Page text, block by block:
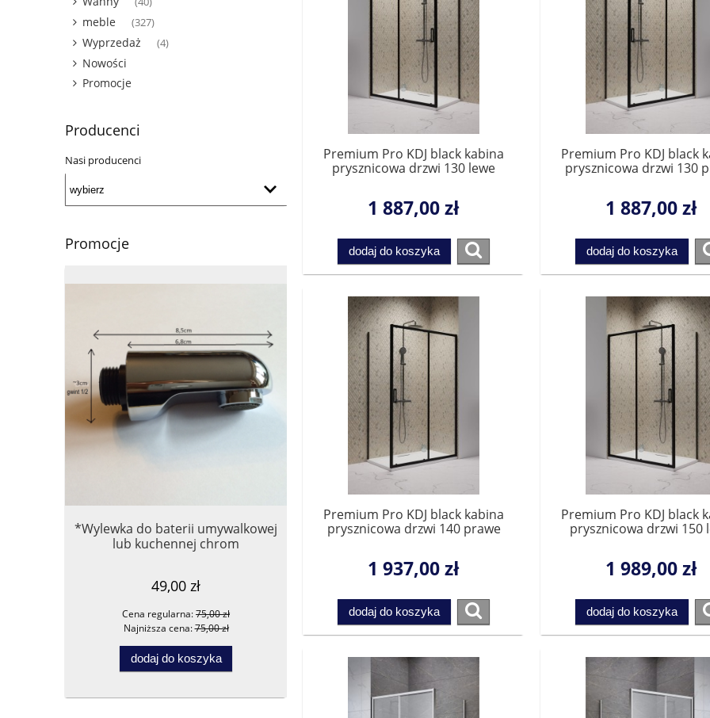
meble (327)
Wyprzedaż (4)
Nowości
Promocje
Producenci
Nasi producenci
Promocje
*Wylewka do baterii umywalkowej
lub kuchennej chrom
49,00 zł
Cena regularna:75,00 zł
Najniższa cena:75,00 zł
dodaj do koszyka
***Tiger Noon dozownik do mydła
Cena regularna:178,00 zł
Najniższa cena:178,00 zł
dodaj do koszyka
*Omnires MP60930GL
Cena regularna:365,00 zł
Najniższa cena:78,00 zł
dodaj do koszyka
Premium Pro KDJ black kabina
prysznicowa drzwi 130 lewe
kompletowania ze ścianką.
Przesyłka gratis!
1 887,00 zł
dodaj do koszyka
Premium Pro KDJ black
prysznicowa drzwi 130
kompletowania ze
Przesyłka gratis!
1 887,00 zł
dodaj do koszyka
Premium Pro KDJ black kabina
prysznicowa drzwi 140 prawe
kompletowania ze ścianką.
Przesyłka gratis!
1 937,00 zł
dodaj do koszyka
Premium Pro KDJ black
prysznicowa drzwi 150
kompletowania ze
Przesyłka gratis!
1 989,00 zł
dodaj do koszyka